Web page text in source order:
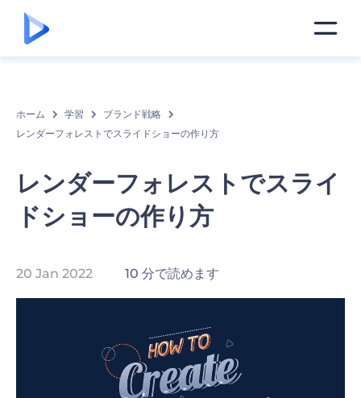
ホーム 学習
ブランド戦略
レンダーフォレストでスライドショーの作り方
レンダーフォレストでスライ
ドショーの作り方
20 Jan 2022 10 分で読めます